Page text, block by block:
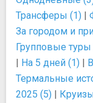
Трансферы (1) |
За городом и
Групповые туры
| На 5 дней (1) |
Термальные
2025 (5) |